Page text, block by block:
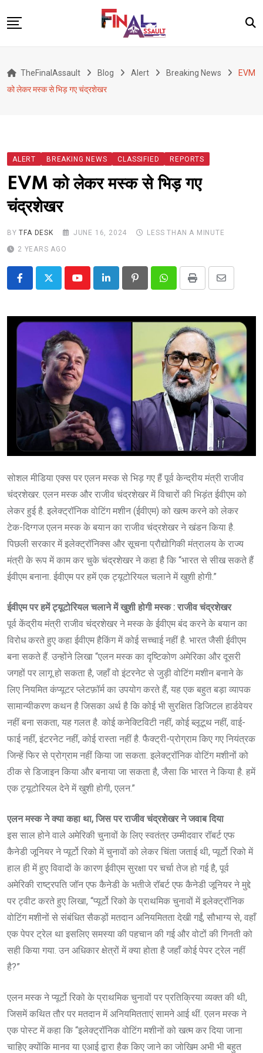
to
War
Alert
Viral
Classified
About Us
TheFinalAssault Blog Alert Breaking News
EVM
को लेकर मस्क से भिड़ गए चंद्रशेखर
ALERT BREAKING NEWS CLASSIFIED REPORTS
EVM को लेकर मस्क से भिड़ गए
चंद्रशेखर
BYTFA DESK JUNE 16, 2024
LESS THAN A MINUTE
2 YEARS AGO
YoutubeLinkedIn PinterestWhatsappPrint
Share
Email
सोशल मीडिया एक्स पर एलन मस्क से भिड़ गए हैं पूर्व केन्द्रीय मंत्री राजीव
चंद्रशेखर. एलन मस्क और राजीव चंद्रशेखर में विचारों की भिड़ंत ईवीएम को
लेकर हुई है. इलेक्ट्रॉनिक वोटिंग मशीन (ईवीएम) को खत्म करने को लेकर
टेक-दिग्गज एलन मस्क के बयान का राजीव चंद्रशेखर ने खंडन किया है.
पिछली सरकार में इलेक्ट्रॉनिक्स और सूचना प्रौद्योगिकी मंत्रालय के राज्य
मंत्री के रूप में काम कर चुके चंद्रशेखर ने कहा है कि “भारत से सीख सकते हैं
ईवीएम बनाना. ईवीएम पर हमें एक ट्यूटोरियल चलाने में खुशी होगी.”
ईवीएम पर हमें ट्यूटोरियल चलाने में खुशी होगी मस्क : राजीव चंद्रशेखर
पूर्व केंद्रीय मंत्री राजीव चंद्रशेखर ने मस्क के ईवीएम बंद करने के बयान का
विरोध करते हुए कहा ईवीएम हैकिंग में कोई सच्चाई नहीं है. भारत जैसी ईवीएम
बना सकते हैं. उन्होंने लिखा “एलन मस्क का दृष्टिकोण अमेरिका और दूसरी
जगहों पर लागू हो सकता है, जहाँ वो इंटरनेट से जुड़ी वोटिंग मशीन बनाने के
लिए नियमित कंप्यूटर प्लेटफ़ॉर्म का उपयोग करते हैं, यह एक बहुत बड़ा व्यापक
सामान्यीकरण कथन है जिसका अर्थ है कि कोई भी सुरक्षित डिजिटल हार्डवेयर
नहीं बना सकता, यह गलत है. कोई कनेक्टिविटी नहीं, कोई ब्लूटूथ नहीं, वाई-
फाई नहीं, इंटरनेट नहीं, कोई रास्ता नहीं है. फैक्ट्री-प्रोग्राम किए गए नियंत्रक
जिन्हें फिर से प्रोग्राम नहीं किया जा सकता. इलेक्ट्रॉनिक वोटिंग मशीनों को
ठीक से डिजाइन किया और बनाया जा सकता है, जैसा कि भारत ने किया है. हमें
एक ट्यूटोरियल देने में खुशी होगी, एलन.”
एलन मस्क ने क्या कहा था, जिस पर राजीव चंद्रशेखर ने जवाब दिया
इस साल होने वाले अमेरिकी चुनावों के लिए स्वतंत्र उम्मीदवार रॉबर्ट एफ
कैनेडी जूनियर ने प्यूर्टो रिको में चुनावों को लेकर चिंता जताई थी, प्यूर्टो रिको में
हाल ही में हुए विवादों के कारण ईवीएम सुरक्षा पर चर्चा तेज हो गई है, पूर्व
अमेरिकी राष्ट्रपति जॉन एफ कैनेडी के भतीजे रॉबर्ट एफ कैनेडी जूनियर ने मुद्दे
पर ट्वीट करते हुए लिखा, “प्यूर्टो रिको के प्राथमिक चुनावों में इलेक्ट्रॉनिक
वोटिंग मशीनों से संबंधित सैकड़ों मतदान अनियमितता देखी गईं, सौभाग्य से, वहाँ
एक पेपर ट्रेल था इसलिए समस्या की पहचान की गई और वोटों की गिनती को
सही किया गया. उन अधिकार क्षेत्रों में क्या होता है जहाँ कोई पेपर ट्रेल नहीं
है?”
एलन मस्क ने प्यूर्टो रिको के प्राथमिक चुनावों पर प्रतिक्रिया व्यक्त की थी,
जिसमें कथित तौर पर मतदान में अनियमितताएं सामने आई थीं. एलन मस्क ने
एक पोस्ट में कहा कि “इलेक्ट्रॉनिक वोटिंग मशीनों को खत्म कर दिया जाना
चाहिए क्योंकि मानव या एआई द्वारा हैक किए जाने का जोखिम अभी भी बहुत